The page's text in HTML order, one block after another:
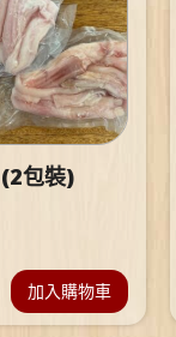
包裝)
加入購物車